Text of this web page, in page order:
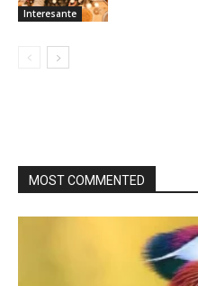
Interesante
MOST COMMENTED